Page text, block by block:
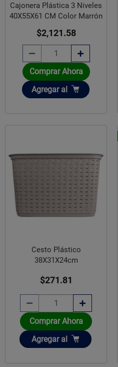
Cajonera Plástica 3 Niveles
40X55X61 CM Color Marrón
$2,121.58
Comprar Ahora
Añadir
Agregar al
Cesto Plástico
38X31X24cm
$271.81
Comprar Ahora
Añadir
Agregar al